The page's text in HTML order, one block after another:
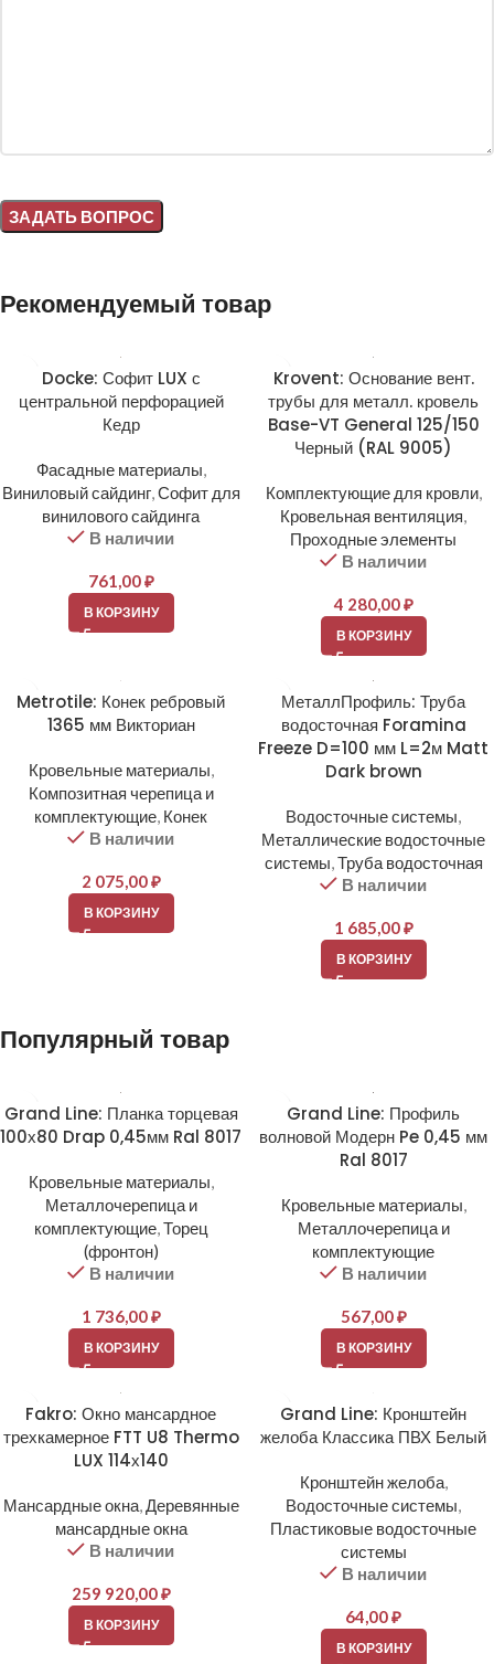
Рекомендуемый товар
Docke: Софит LUX с
центральной перфорацией
Кедр
Фасадные материалы,
Виниловый сайдинг,Софит для
винилового сайдинга
В наличии
761,00₽
В КОРЗИНУ
Krovent: Основание вент.
трубы для металл. кровель
Base-VT General 125/150
Черный (RAL 9005)
Комплектующие для кровли,
Кровельная вентиляция,
Проходные элементы
В наличии
4 280,00₽
В КОРЗИНУ
Metrotile: Конек ребровый
1365 мм Викториан
Кровельные материалы,
Композитная черепица и
комплектующие, Конек
В наличии
2 075,00₽
В КОРЗИНУ
МеталлПрофиль: Труба
водосточная Foramina
Freeze D=100 мм L=2м Matt
Dark brown
Водосточные системы,
Металлические водосточные
системы,Труба водосточная
В наличии
1 685,00₽
В КОРЗИНУ
Популярный товар
Grand Line: Планка торцевая
100х80 Drap 0,45мм Ral 8017
Кровельные материалы,
Металлочерепица и
комплектующие,Торец
(фронтон)
В наличии
1 736,00₽
В КОРЗИНУ
Grand Line: Профиль
волновой Модерн Pe 0,45 мм
Ral 8017
Кровельные материалы,
Металлочерепица и
комплектующие
В наличии
567,00₽
В КОРЗИНУ
Fakro: Окно мансардное
трехкамерное FTT U8 Thermo
LUX 114х140
Мансардные окна,Деревянные
мансардные окна
В наличии
259 920,00₽
В КОРЗИНУ
Grand Line: Кронштейн
желоба Классика ПВХ Белый
Кронштейн желоба,
Водосточные системы,
Пластиковые водосточные
системы
В наличии
64,00₽
В КОРЗИНУ